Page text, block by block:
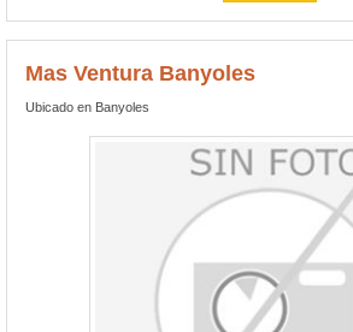
Mas Ventura Banyoles
Ubicado en Banyoles